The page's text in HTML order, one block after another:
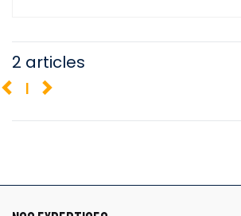
2 articles
1